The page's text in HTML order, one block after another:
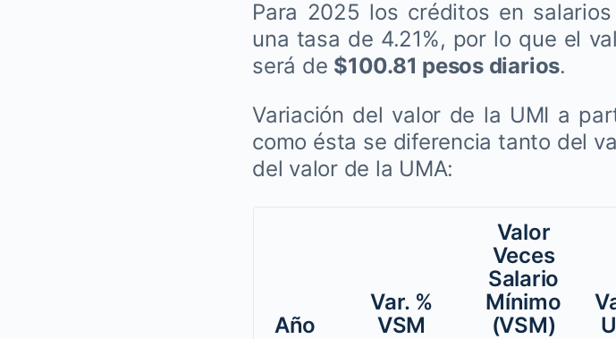
Para 2025 los créditos en
una tasa de 4.21%, por lo que el
será de $100.81 pesos diarios.
Variación del valor de la UMI a
como ésta se diferencia tanto del
del valor de la UMA:
Año
Var. %
VSM
Valor
Veces
Salario
Mínimo
(VSM)